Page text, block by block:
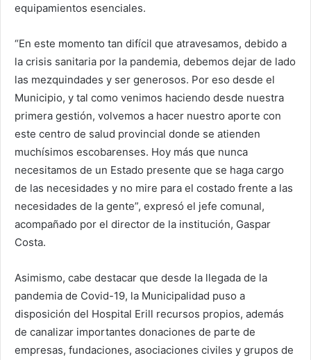
equipamientos esenciales.
“En este momento tan difícil que atravesamos, debido a
la crisis sanitaria por la pandemia, debemos dejar de lado
las mezquindades y ser generosos. Por eso desde el
Municipio, y tal como venimos haciendo desde nuestra
primera gestión, volvemos a hacer nuestro aporte con
este centro de salud provincial donde se atienden
muchísimos escobarenses. Hoy más que nunca
necesitamos de un Estado presente que se haga cargo
de las necesidades y no mire para el costado frente a las
necesidades de la gente”, expresó el jefe comunal,
acompañado por el director de la institución, Gaspar
Costa.
Asimismo, cabe destacar que desde la llegada de la
pandemia de Covid-19, la Municipalidad puso a
disposición del Hospital Erill recursos propios, además
de canalizar importantes donaciones de parte de
empresas, fundaciones, asociaciones civiles y grupos de